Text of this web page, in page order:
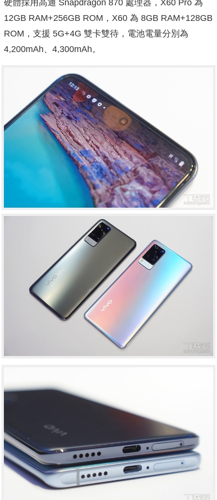
硬體採用高通 Snapdragon 870 處理器，X60 Pro 為
12GB RAM+256GB ROM，X60 為 8GB RAM+128GB
ROM，支援 5G+4G 雙卡雙待，電池電量分別為
4,200mAh、4,300mAh。